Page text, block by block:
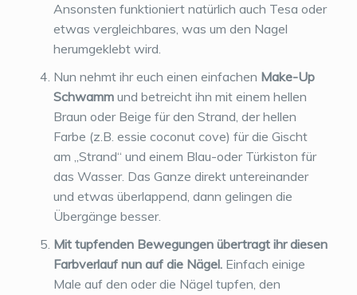
Ansonsten funktioniert natürlich auch Tesa oder
etwas vergleichbares, was um den Nagel
herumgeklebt wird.
Nun nehmt ihr euch einen einfachen Make-Up
Schwammund betreicht ihn mit einem hellen
Braun oder Beige für den Strand, der hellen
Farbe (z.B. essie coconut cove) für die Gischt
am „Strand“ und einem Blau-oder Türkiston für
das Wasser. Das Ganze direkt untereinander
und etwas überlappend, dann gelingen die
Übergänge besser.
Mit tupfenden Bewegungen übertragt ihr diesen
Farbverlauf nun auf die Nägel.Einfach einige
Male auf den oder die Nägel tupfen, den